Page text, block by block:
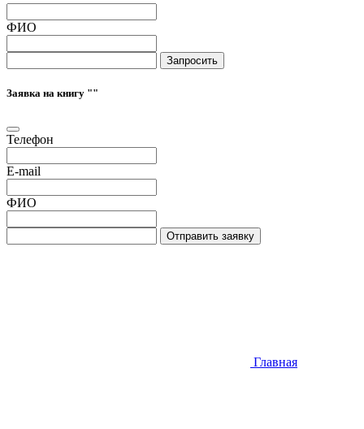
ФИО
Запросить
Заявка на книгу ""
Телефон
E-mail
ФИО
Отправить заявку
Главная